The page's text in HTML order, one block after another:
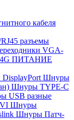
кабеля
разъемы
VGA-
ПИТАНИЕ
Шнуры
Шнуры TYPE-C
USB разные
Шнуры
Шнуры Патч-